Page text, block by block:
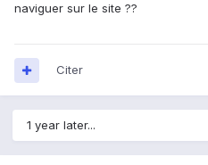
naviguer sur le site ??
Citer
1 year later...